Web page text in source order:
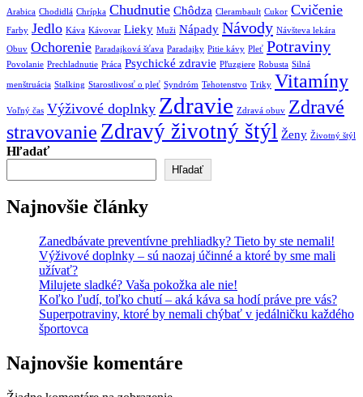
Arabica Chodidlá Chrípka Chudnutie Chôdza Clerambault Cukor Cvičenie
Farby Jedlo Káva Kávovar Lieky Muži Nápady Návody Návšteva lekára
Obuv Ochorenie Paradajková šťava Paradajky Pitie kávy Pleť Potraviny
Povolanie Prechladnutie Práca Psychické zdravie Pľuzgiere Robusta Silná
menštruácia Stalking Starostlivosť o pleť Syndróm Tehotenstvo Triky Vitamíny
Voľný čas Výživové doplnky Zdravie Zdravá obuv Zdravé
stravovanie Zdravý životný štýl Ženy Životný štýl
Hľadať
Hľadať
Najnovšie články
Zanedbávate preventívne prehliadky? Tieto by ste nemali!
Výživové doplnky – sú naozaj účinné a ktoré by sme mali
užívať?
Milujete sladké? Vaša pokožka ale nie!
Koľko ľudí, toľko chutí – aká káva sa hodí práve pre vás?
Superpotraviny, ktoré by nemali chýbať v jedálničku každého
športovca
Najnovšie komentáre